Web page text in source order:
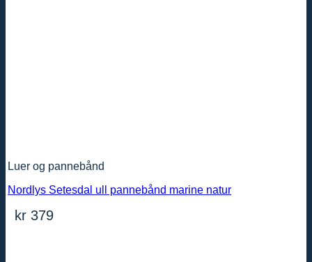
Luer og pannebånd
Nordlys Setesdal ull pannebånd marine natur
kr 379